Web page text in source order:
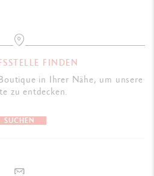
FINDEN
in Ihrer Nähe, um unsere
zu entdecken.
SUCHEN